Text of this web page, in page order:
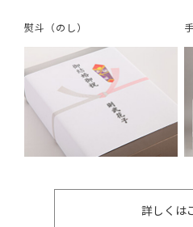
熨斗（のし）
詳しくは